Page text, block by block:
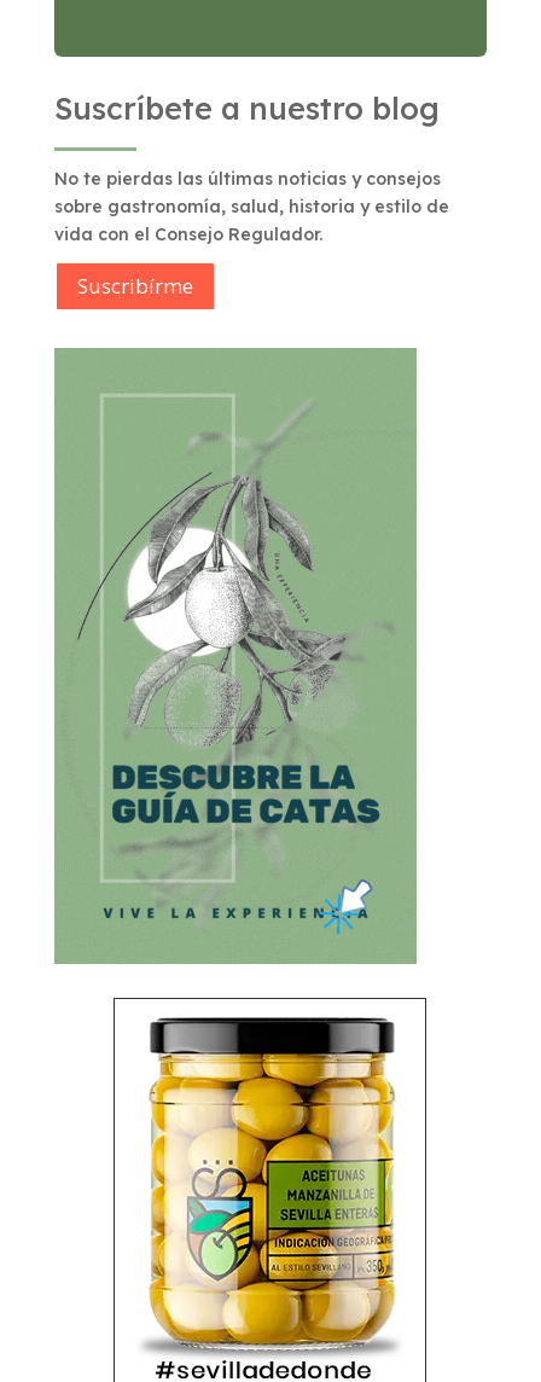
Suscríbete a nuestro blog
No te pierdas las últimas noticias y consejos
sobre gastronomía, salud, historia y estilo de
vida con el Consejo Regulador.
Suscribírme